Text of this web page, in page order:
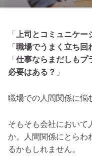
「 上司とコミュニケ
「 職場でうまく立ち
「 仕事ならまだしもプ
必要はある？ 」
職場での人間関係に悩
そもそも会社において
か。人間関係にとらわ
るかもしれません。